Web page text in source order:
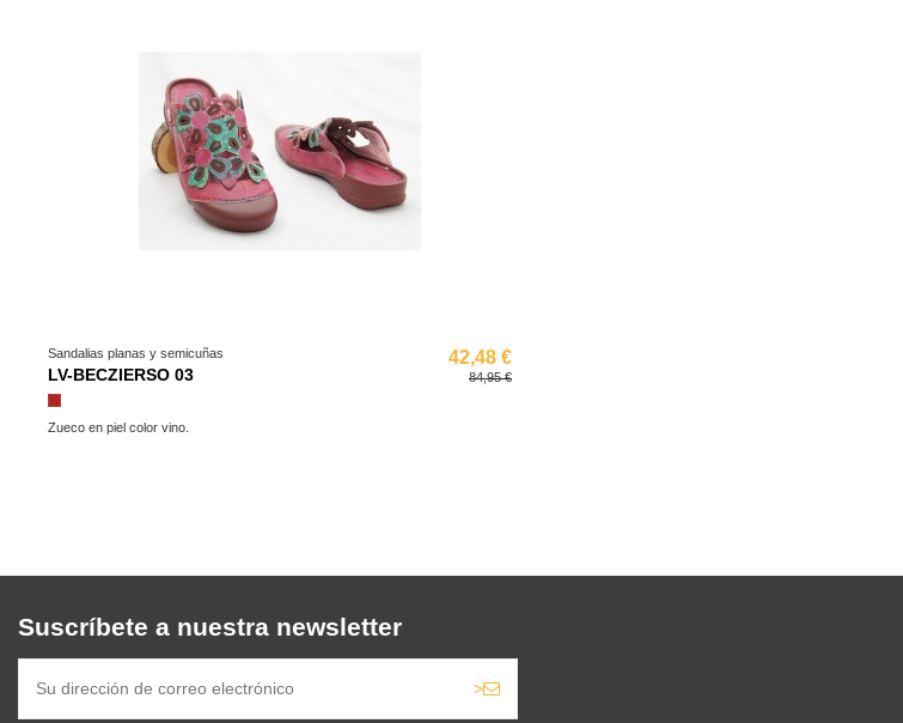
Sandalias planas y semicuñas
LV-BECZIERSO 03
Granate
42,48 €
84,95 €
Zueco en piel color vino.
Suscríbete a nuestra newsletter
>